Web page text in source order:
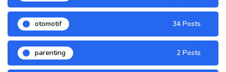
otomotif 34 Posts
parenting 2 Posts